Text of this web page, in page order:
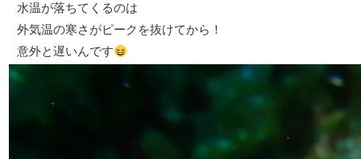
水温が落ちてくるのは
外気温の寒さがピークを抜けてから！
意外と遅いんです